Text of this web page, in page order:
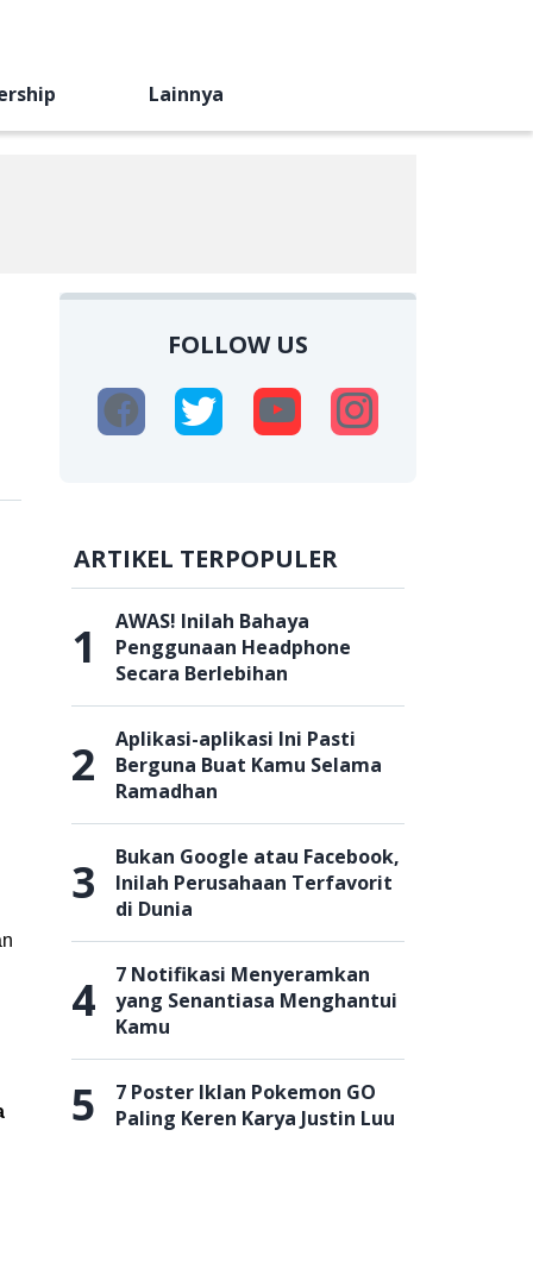
Lainnya
FOLLOW US
ARTIKEL TERPOPULER
1
AWAS! Inilah Bahaya
Penggunaan Headphone
Secara Berlebihan
2
Aplikasi-aplikasi Ini Pasti
Berguna Buat Kamu Selama
Ramadhan
3
Bukan Google atau Facebook,
Inilah Perusahaan Terfavorit
di Dunia
4
7 Notifikasi Menyeramkan
yang Senantiasa Menghantui
Kamu
5
7 Poster Iklan Pokemon GO
Paling Keren Karya Justin Luu